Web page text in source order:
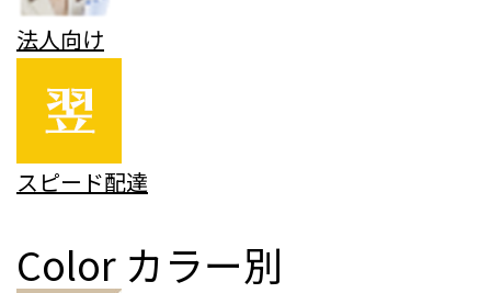
法人向け
スピード配達
Color カラー別